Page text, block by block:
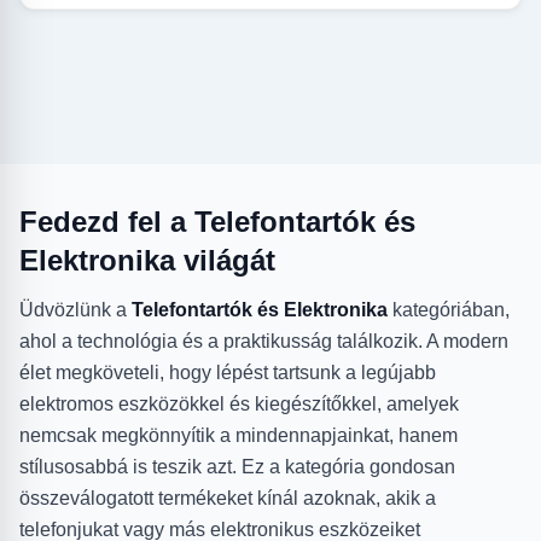
Fedezd fel a Telefontartók és
Elektronika világát
Üdvözlünk a Telefontartók és Elektronika kategóriában,
ahol a technológia és a praktikusság találkozik. A modern
élet megköveteli, hogy lépést tartsunk a legújabb
elektromos eszközökkel és kiegészítőkkel, amelyek
nemcsak megkönnyítik a mindennapjainkat, hanem
stílusosabbá is teszik azt. Ez a kategória gondosan
összeválogatott termékeket kínál azoknak, akik a
telefonjukat vagy más elektronikus eszközeiket